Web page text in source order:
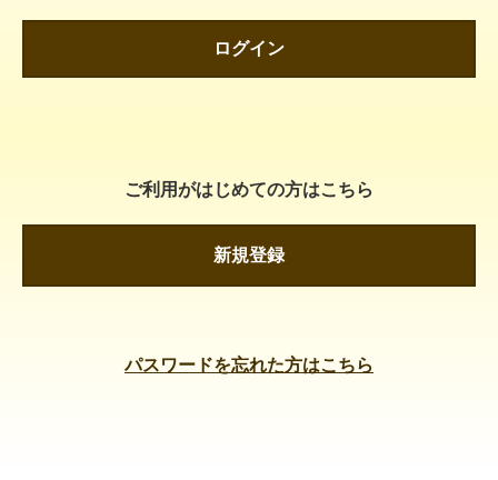
ログイン
ご利用がはじめての方はこちら
新規登録
パスワードを忘れた方はこちら